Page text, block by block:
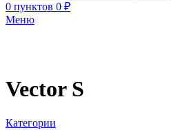
0 пунктов 0 ₽
Меню
Vector S
Категории